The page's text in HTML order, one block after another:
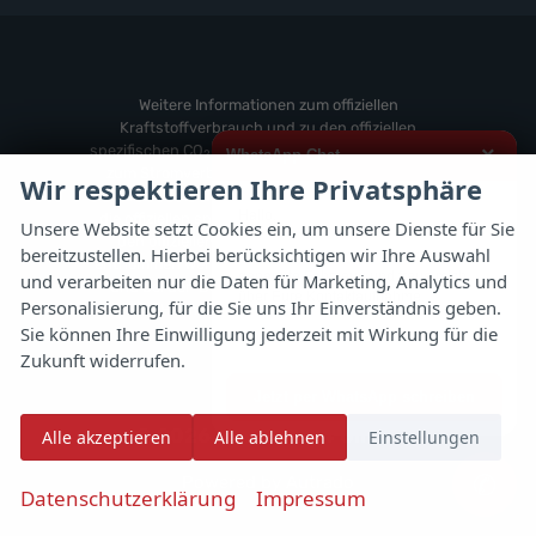
WhatsApp Chat ×
ich interessiere mich für das oben
genannte Fahrzeug und freue mich
über Eure Kontaktaufnahme.
Viele Grüße
Weitere Informationen zum offiziellen
Kraftstoffverbrauch und zu den offiziellen
spezifischen CO2
-Emissionen und gegebenenfalls
'Leitfaden über den offiziellen Kraftstoffverbrauch,
den offiziellen Stromverbrauch neuer PKW'
entnommen werden, der an allen Verkaufsstellen
und bei der 'Deutschen Automobil Treuhand
GmbH' unentgeltlich erhältlich ist unter
www.dat.de.
© 2026 Autoflex 24 GmbH
Wir respektieren Ihre Privatsphäre
Unsere Website setzt Cookies ein, um unsere Dienste für Sie
bereitzustellen. Hierbei berücksichtigen wir Ihre Auswahl
und verarbeiten nur die Daten für Marketing, Analytics und
Personalisierung, für die Sie uns Ihr Einverständnis geben.
Sie können Ihre Einwilligung jederzeit mit Wirkung für die
Zukunft widerrufen.
Alle akzeptieren Alle ablehnen Einstellungen
Datenschutzerklärung Impressum